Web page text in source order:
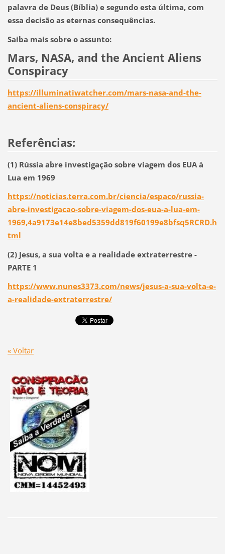
palavra de Deus (Bíblia) e segundo esta última, com
essa decisão as eternas consequências.
Saiba mais sobre o assunto:
Mars, NASA, and the Ancient Aliens
Conspiracy
https://illuminatiwatcher.com/mars-nasa-and-the-
ancient-aliens-conspiracy/
Referências:
(1) Rússia abre investigação sobre viagem dos EUA à
Lua em 1969
https://noticias.terra.com.br/ciencia/espaco/russia-
abre-investigacao-sobre-viagem-dos-eua-a-lua-em-
1969,4a9173e14e8bed5359dd819f60199e8bfsq5RCRD.h
tml
(2) Jesus, a sua volta e a realidade extraterrestre -
PARTE 1
https://www.nunes3373.com/news/jesus-a-sua-volta-e-
a-realidade-extraterrestre/
« Voltar